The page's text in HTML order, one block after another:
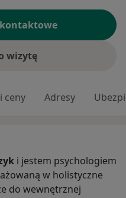
wizytę
ceny Adresy
i jestem psychologiem
w holistyczne
do wewnętrznej